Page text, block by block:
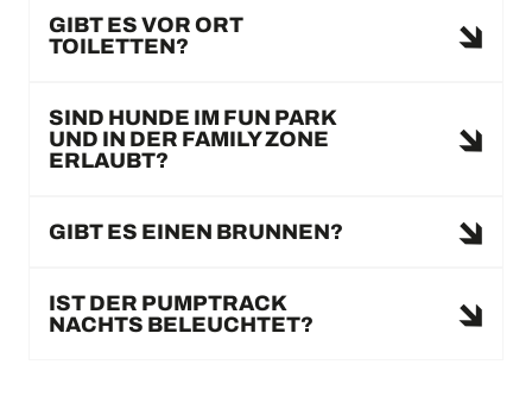
GIBT ES VOR ORT
TOILETTEN?
SIND HUNDE IM FUN PARK
UND IN DER FAMILY ZONE
ERLAUBT?
GIBT ES EINEN BRUNNEN?
IST DER PUMPTRACK
NACHTS BELEUCHTET?